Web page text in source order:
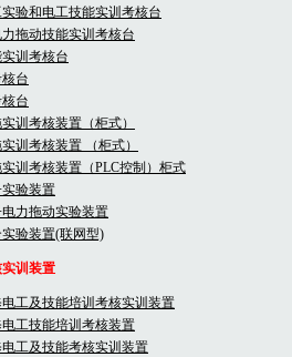
验和电工技能实训考核台
拖动技能实训考核台
训考核台
台
台
训考核装置（柜式）
训考核装置 （柜式）
训考核装置（PLC控制）柜式
验装置
力拖动实验装置
验装置(联网型)
训装置
工及技能培训考核实训装置
工技能培训考核装置
工及技能考核实训装置